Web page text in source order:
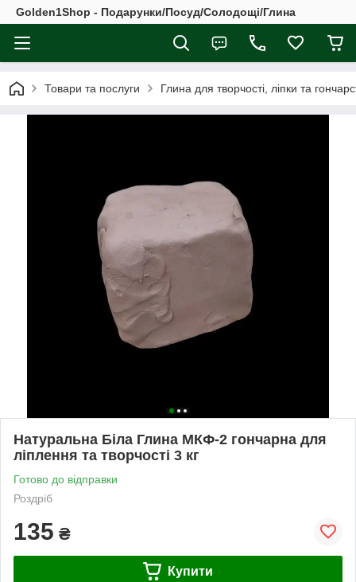
Golden1Shop - Подарунки/Посуд/Солодощі/Глина
Товари та послуги Глина для творчості, ліпки та
Натуральна Біла Глина МКФ-2 гончарна для
ліплення та творчості 3 кг
Готово до відправки
Роздріб
135 ₴
Купити